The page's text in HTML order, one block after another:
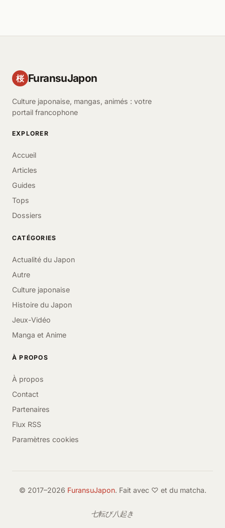
桜 FuransuJapon
Culture japonaise, mangas, animés : votre
portail francophone
EXPLORER
Accueil
Articles
Guides
Tops
Dossiers
CATÉGORIES
Actualité du Japon
Autre
Culture japonaise
Histoire du Japon
Jeux-Vidéo
Manga et Anime
À PROPOS
À propos
Contact
Partenaires
Flux RSS
Paramètres cookies
© 2017–2026 FuransuJapon. Fait avec ♡ et du matcha.
七転び八起き